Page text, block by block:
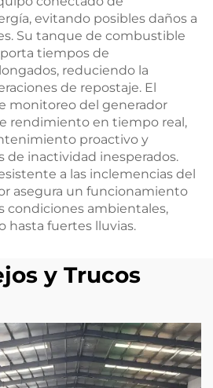
evitando posibles daños a
Su tanque de combustible
tiempos de
reduciendo la
de repostaje. El
monitoreo del generador
rendimiento en tiempo real,
proactivo y
inactividad inesperados.
a las inclemencias del
asegura un funcionamiento
condiciones ambientales,
hasta fuertes lluvias.
y Trucos